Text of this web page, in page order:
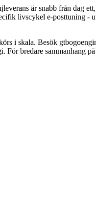
är snabb från dag
livscykel e-posttuning -
i skala. Besök
För bredare sammanhang